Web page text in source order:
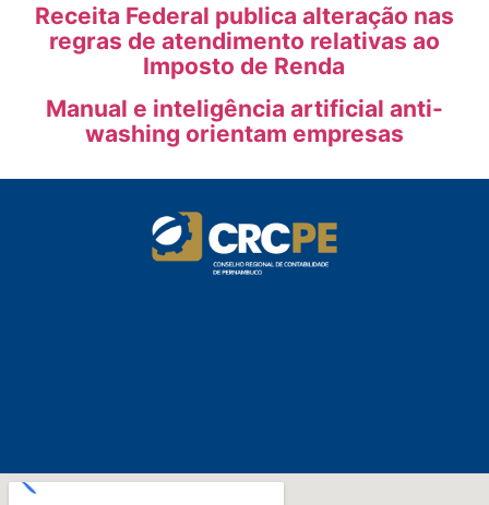
Receita Federal publica alteração nas
regras de atendimento relativas ao
Imposto de Renda
Manual e inteligência artificial anti-
washing orientam empresas